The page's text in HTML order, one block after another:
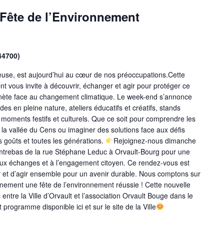
de l’Environnement
est aujourd’hui au cœur de nos préoccupations.Cette
vous invite à découvrir, échanger et agir pour protéger ce
face au changement climatique. Le week-end s’annonce
en pleine nature, ateliers éducatifs et créatifs, stands
festifs et culturels. Que ce soit pour comprendre les
vallée du Cens ou imaginer des solutions face aux défis
et toutes les générations.
Rejoignez-nous dimanche
de la rue Stéphane Leduc à Orvault-Bourg pour une
échanges et à l’engagement citoyen. Ce rendez-vous est
et d’agir ensemble pour un avenir durable. Nous comptons sur
une fête de l’environnement réussie ! Cette nouvelle
la Ville d’Orvault et l’association Orvault Bouge dans le
disponible ici et sur le site de la Ville